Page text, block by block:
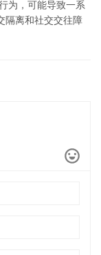
为，可能导致一系
隔离和社交交往障